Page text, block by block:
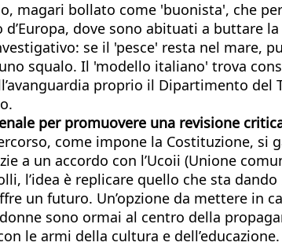
magari bollato come 'buonista', che
dove sono abituati a buttare
se il 'pesce' resta nel mare,
squalo. Il 'modello italiano' trova
proprio il Dipartimento del
per promuovere una revisione
come impone la Costituzione, si
a un accordo con l’Ucoii (Unione
l’idea è replicare quello che sta
un futuro. Un’opzione da mettere in
sono ormai al centro della
le armi della cultura e dell’educazione.